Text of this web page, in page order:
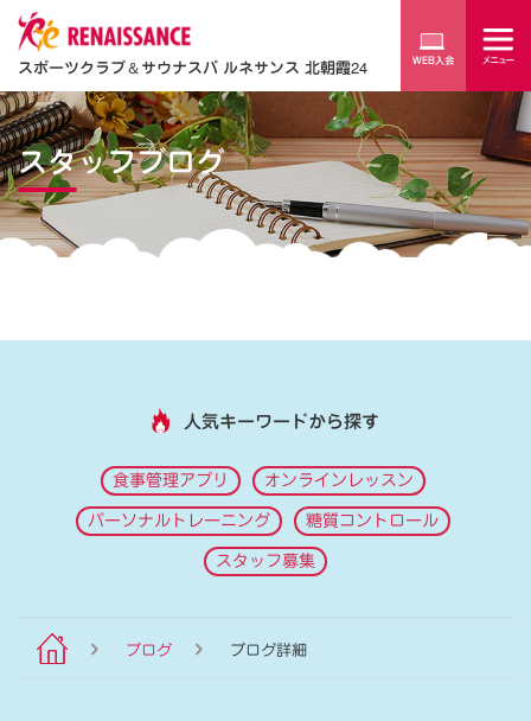
スポーツクラブ＆サウナスパ ルネサンス 北朝霞24
スタッフブログ
人気キーワードから探す
食事管理アプリ オンラインレッスン
パーソナルトレーニング 糖質コントロール
スタッフ募集
ブログ ブログ詳細